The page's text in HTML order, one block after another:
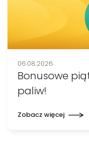
Data publikacji:
06.08.2026
Bonusowe
paliw!
Zobacz więcej